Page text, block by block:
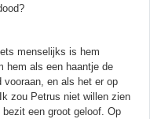
menselijks is hem
hem als een haantje de
en als het er op
zou Petrus niet willen zien
een groot geloof. Op